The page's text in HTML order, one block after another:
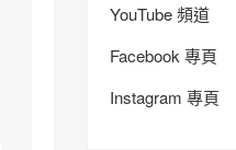
YouTube 頻道
Facebook 專頁
Instagram 專頁